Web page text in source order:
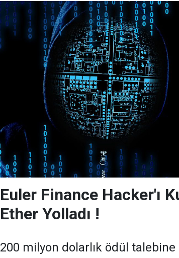
Euler Finance Hacker'ı
Ether Yolladı !
200 milyon dolarlık ödül talebine